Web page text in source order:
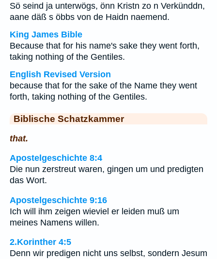
Sö seind ja unterwögs, önn Kristn zo n Verkünddn,
aane däß s öbbs von de Haidn naemend.
King James Bible
Because that for his name's sake they went forth,
taking nothing of the Gentiles.
English Revised Version
because that for the sake of the Name they went
forth, taking nothing of the Gentiles.
Biblische Schatzkammer
that.
Apostelgeschichte 8:4
Die nun zerstreut waren, gingen um und predigten
das Wort.
Apostelgeschichte 9:16
Ich will ihm zeigen wieviel er leiden muß um
meines Namens willen.
2.Korinther 4:5
Denn wir predigen nicht uns selbst, sondern Jesum